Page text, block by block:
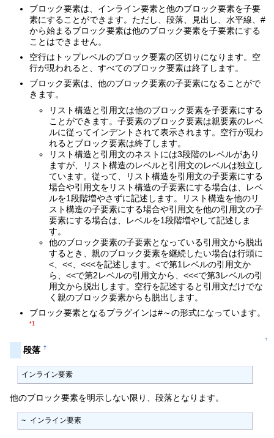
ブロック要素は、インライン要素と他のブロック要素を子要
素にすることができます。ただし、段落、見出し、水平線、#
から始まるブロック要素は他のブロック要素を子要素にする
ことはできません。
空行はトップレベルのブロック要素の区切りになります。空
行が現われると、すべてのブロック要素は終了します。
ブロック要素は、他のブロック要素の子要素になることがで
きます。
リスト構造と引用文は他のブロック要素を子要素にする
ことができます。子要素のブロック要素は親要素のレベ
ルに従ってインデントされて表示されます。空行が現わ
れるとブロック要素は終了します。
リスト構造と引用文のネストには3段階のレベルがあり
ますが、リスト構造のレベルと引用文のレベルは独立し
ています。従って、リスト構造を引用文の子要素にする
場合や引用文をリスト構造の子要素にする場合は、レベ
ルを1段階増やさずに記述します。リスト構造を他のリ
スト構造の子要素にする場合や引用文を他の引用文の子
要素にする場合は、レベルを1段階増やして記述しま
す。
他のブロック要素の子要素となっている引用文から脱出
するとき、親のブロック要素を継続したい場合は行頭に
<、<<、<<<を記述します。<で第1レベルの引用文か
ら、<<で第2レベルの引用文から、<<<で第3レベルの引
用文から脱出します。空行を記述すると引用文だけでな
く親のブロック要素からも脱出します。
ブロック要素となるプラグインは#～の形式になっています。
*1
↑
段落 †
インライン要素
他のブロック要素を明示しない限り、段落となります。
~ インライン要素